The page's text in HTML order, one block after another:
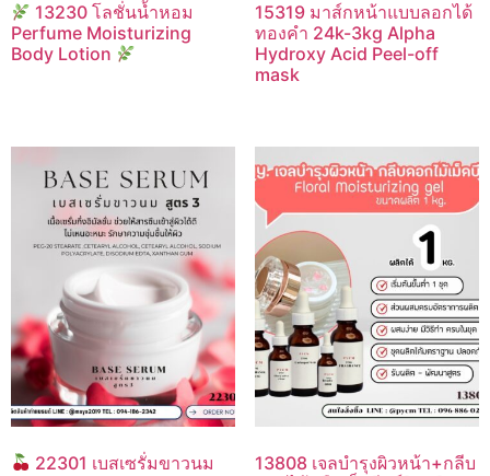
13230 โลชั่นน้ำหอม
Perfume Moisturizing
Body Lotion
15319 มาส์กหน้าแบบลอกได้
ทองคำ 24k-3kg Alpha
Hydroxy Acid Peel-off
mask
22301 เบสเซรั่มขาวนม
13808 เจลบำรุงผิวหน้า+กลีบ